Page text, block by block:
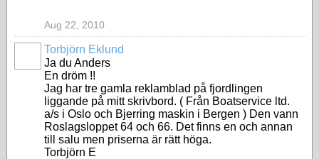
Aug 22, 2010
Torbjörn Eklund
Ja du Anders
En dröm !!
Jag har tre gamla reklamblad på fjordlingen
liggande på mitt skrivbord. ( Från Boatservice ltd.
a/s i Oslo och Bjerring maskin i Bergen ) Den vann
Roslagsloppet 64 och 66. Det finns en och annan
till salu men priserna är rätt höga.
Torbjörn E